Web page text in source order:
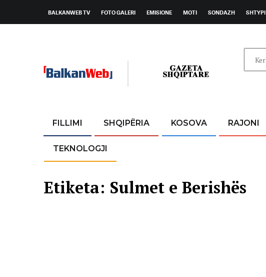
BALKANWEB TV FOTO GALERI EMISIONE MOTI SONDAZH SHTYPI
FILLIMI SHQIPËRIA KOSOVA RAJONI
TEKNOLOGJI
Etiketa: Sulmet e Berishës